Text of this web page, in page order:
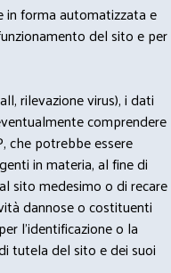
forma automatizzata e
del sito e per
rilevazione virus), i dati
comprendere
che potrebbe essere
in materia, al fine di
sito medesimo o di recare
dannose o costituenti
l'identificazione o la
tutela del sito e dei suoi